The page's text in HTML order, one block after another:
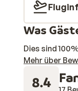
Was
Dies sind
Mehr über
8.4